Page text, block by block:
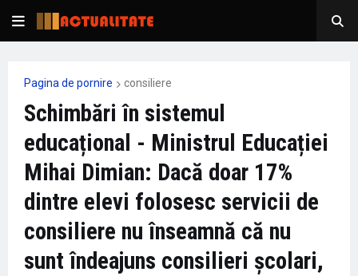
Pagina de pornire consiliere
Schimbări în sistemul
educațional - Ministrul Educației
Mihai Dimian: Dacă doar 17%
dintre elevi folosesc servicii de
consiliere nu înseamnă că nu
sunt îndeajuns consilieri școlari,